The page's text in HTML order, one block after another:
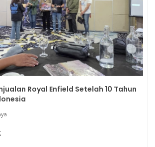
Royal Enfield Setelah 10 Tahun